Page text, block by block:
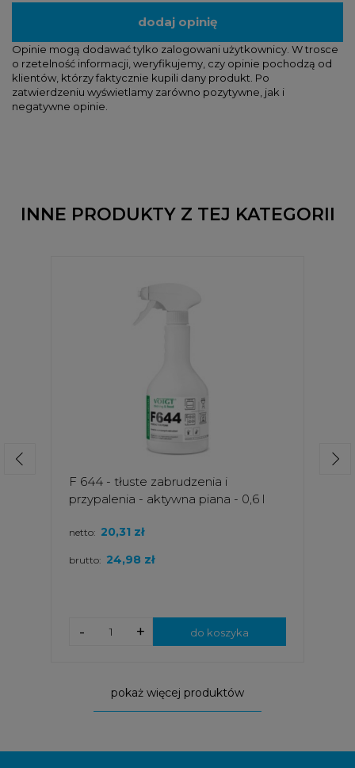
dodaj opinię
Opinie mogą dodawać tylko zalogowani użytkownicy. W trosce
o rzetelność informacji, weryfikujemy, czy opinie pochodzą od
klientów, którzy faktycznie kupili dany produkt. Po
zatwierdzeniu wyświetlamy zarówno pozytywne, jak i
negatywne opinie.
INNE PRODUKTY Z TEJ KATEGORII
F 644 - tłuste zabrudzenia i
przypalenia - aktywna piana - 0,6 l
brutto: 24,98 zł
netto: 20,31 zł
+
- do koszyka
pokaż więcej produktów